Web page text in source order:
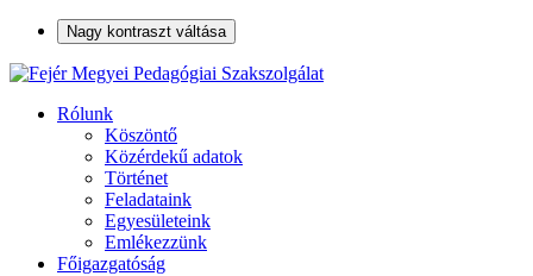
Nagy kontraszt váltása
Rólunk
Köszöntő
Közérdekű adatok
Történet
Feladataink
Egyesületeink
Emlékezzünk
Főigazgatóság